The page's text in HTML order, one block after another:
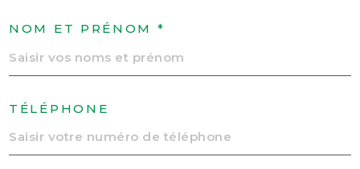
NOM ET PRÉNOM *
TÉLÉPHONE